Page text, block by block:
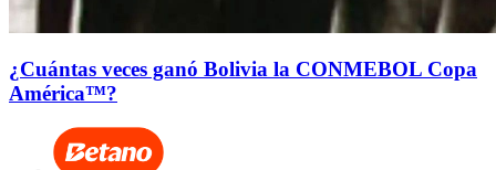
¿Cuántas veces ganó Bolivia la CONMEBOL Copa
América™?